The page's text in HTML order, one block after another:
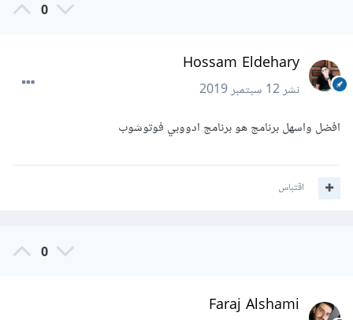
0
Hossam Eldehary
نشر12 سبتمبر 2019
افضل واسهل برنامج هو برنامج ادووبي فوتوشوب
اقتباس
0
Faraj Alshami